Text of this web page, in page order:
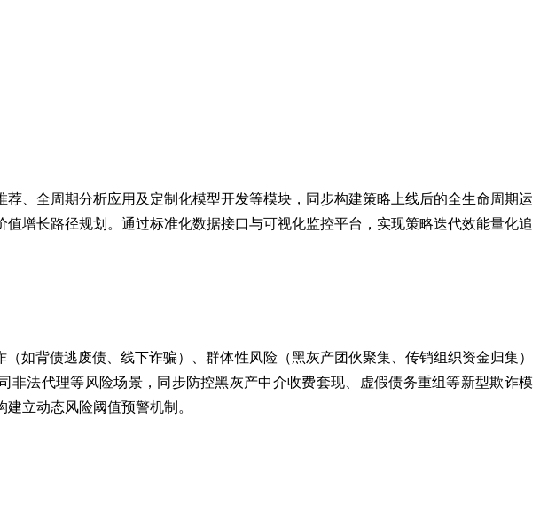
、全周期分析应用及定制化模型开发等模块，同步构建策略上线后的全生命周期运
增长路径规划。通过标准化数据接口与可视化监控平台，实现策略迭代效能量化追
如背债逃废债、线下诈骗）、群体性风险（黑灰产团伙聚集、传销组织资金归集）
法代理等风险场景，同步防控黑灰产中介收费套现、虚假债务重组等新型欺诈模
立动态风险阈值预警机制。